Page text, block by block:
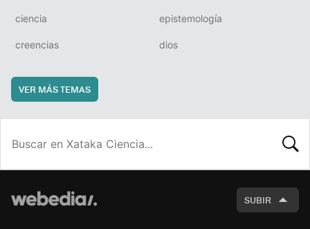
ciencia epistemología
creencias dios
VER MÁS TEMAS
SUBIR